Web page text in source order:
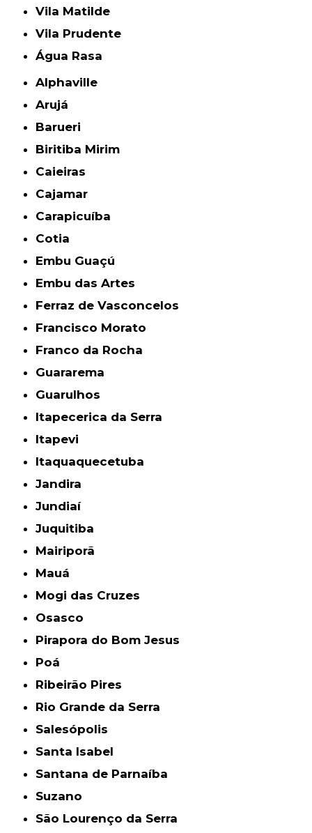
Vila Matilde
Vila Prudente
Água Rasa
Alphaville
Arujá
Barueri
Biritiba Mirim
Caieiras
Cajamar
Carapicuíba
Cotia
Embu Guaçú
Embu das Artes
Ferraz de Vasconcelos
Francisco Morato
Franco da Rocha
Guararema
Guarulhos
Itapecerica da Serra
Itapevi
Itaquaquecetuba
Jandira
Jundiaí
Juquitiba
Mairiporã
Mauá
Mogi das Cruzes
Osasco
Pirapora do Bom Jesus
Poá
Ribeirão Pires
Rio Grande da Serra
Salesópolis
Santa Isabel
Santana de Parnaíba
Suzano
São Lourenço da Serra